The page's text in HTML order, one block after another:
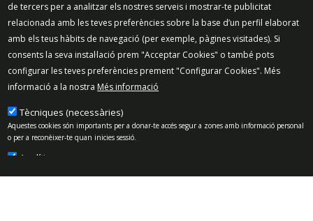
Mapa del lloc
Política de Privacitat
Política de Xarxes Socials
Política de cookies
Protecció de dades
Avís legal
Contacte
Preguntes freqüents
© 2025 - Ajuntament de Vilassar de Mar
de tercers per a analitzar els nostres serveis i mostrar-te publicitat
relacionada amb les teves preferències sobre la base d’un perfil elaborat
amb els teus hàbits de navegació (per exemple, pàgines visitades). Si
consents la seva instal·lació prem "Acceptar Cookies" o també pots
configurar les teves preferències prement "Configurar Cookies". Més
informació a la nostra Més informació
Tècniques (necessàries)
Aquestes cookies són importants per a donar-te accés segur a zones amb informació personal
o per a reconèixer-te quan inicies sessió.
Analítiques